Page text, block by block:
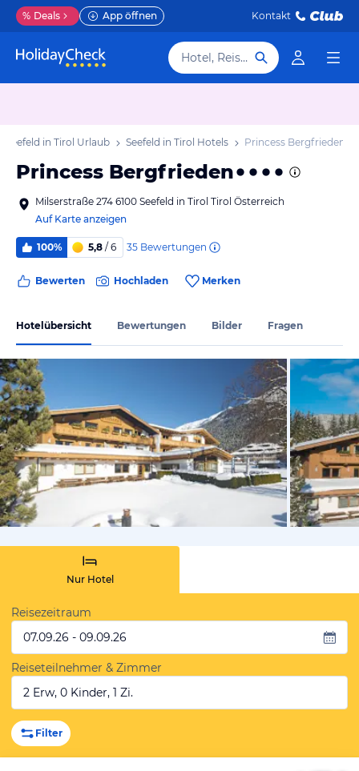
% Deals App öffnen Kontakt
Hotel, Reiseziel
Seefeld in Tirol Urlaub Seefeld in Tirol Hotels Princess Bergfrieden
Princess Bergfrieden
Milserstraße 274 6100 Seefeld in Tirol Tirol Österreich
Auf Karte anzeigen
100% 5,8 / 6 35 Bewertungen
Bewerten Hochladen Merken
Hotelübersicht Bewertungen Bilder Fragen
vom
Nur Hotel
Reisezeitraum
07.09.26 - 09.09.26
Reiseteilnehmer & Zimmer
2 Erw, 0 Kinder, 1 Zi.
Filter